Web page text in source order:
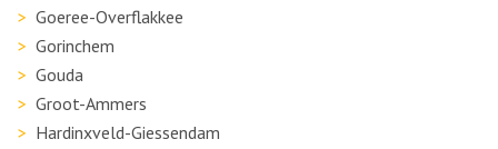
Goeree-Overflakkee
Gorinchem
Gouda
Groot-Ammers
Hardinxveld-Giessendam